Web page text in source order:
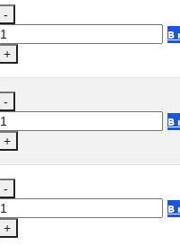
-
+
В
-
+
В
-
+
В